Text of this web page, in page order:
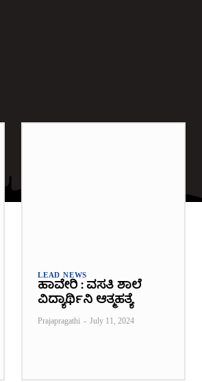
LEAD NEWS
ಹಾವೇರಿ : ವಸತಿ ಶಾಲೆ
ವಿದ್ಯಾರ್ಥಿನಿ ಆತ್ಮಹತ್ಯೆ
Prajapragathi - July 11, 2024